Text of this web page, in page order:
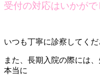
受付の対応はいかがで
いつも丁寧に診察してくだ
また、長期入院の際には
本当に